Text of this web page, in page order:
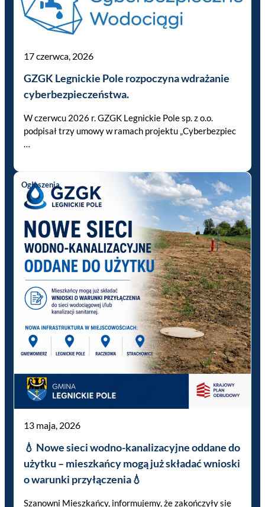
17 czerwca, 2026
GZGK Legnickie Pole rozpoczyna wdrażanie
cyberbezpieczeństwa.
W czerwcu 2026 r. GZGK Legnickie Pole sp. z o.o.
podpisał trzy umowy w ramach projektu „Cyberbezpiec
…
Ogłoszenia
13 maja, 2026
💧 Nowe sieci wodno-kanalizacyjne oddane do
użytku – mieszkańcy mogą już składać wnioski
o warunki przyłączenia💧
Szanowni Mieszkańcy, informujemy, że zakończyły się